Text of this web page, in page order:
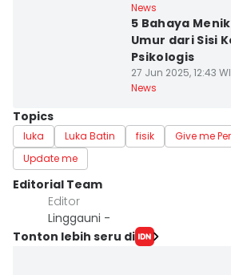
News
5 Bahaya
Umur dari Sisi
Psikologis
27 Jun 2025, 12:43
News
Topics
luka Luka Batin fisik
Give me
Update me
Editorial Team
Editor
Linggauni -
Tonton lebih seru di